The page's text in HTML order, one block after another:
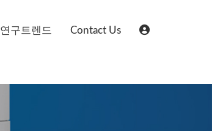
연구트렌드 Contact Us